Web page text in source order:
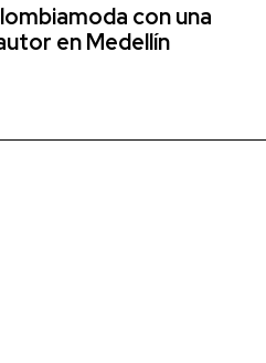
con una
en Medellín